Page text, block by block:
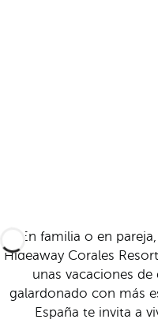
En familia o en
Hideaway Corales
unas vacaciones
galardonado con más
España te invita a